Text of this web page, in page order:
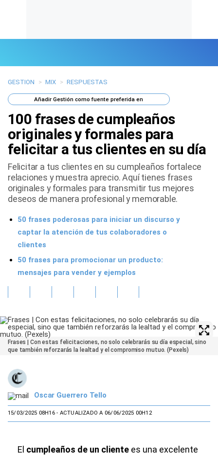
Últimas Noticias
Mi Bolsillo
Respuestas
Gente
Vida Laboral
Tendencias Mix
Sports
GESTION > MIX > RESPUESTAS
AñadirGestión como fuente preferida en
100 frases de cumpleaños
originales y formales para
felicitar a tus clientes en su día
Felicitar a tus clientes en su cumpleaños fortalece
relaciones y muestra aprecio. Aquí tienes frases
originales y formales para transmitir tus mejores
deseos de manera profesional y memorable.
50 frases poderosas para iniciar un discurso y
captar la atención de tus colaboradores o
clientes
50 frases para promocionar un producto:
mensajes para vender y ejemplos
Frases | Con estas felicitaciones, no solo celebrarás su día especial, sino
que también reforzarás la lealtad y el compromiso mutuo. (Pexels)
Oscar Guerrero Tello
15/03/2025 08H16- ACTUALIZADO A 06/06/2025 00H12
El cumpleaños de un cliente es una excelente